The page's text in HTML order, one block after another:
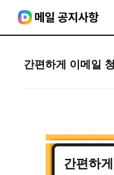
간편하게 이메일
간편하